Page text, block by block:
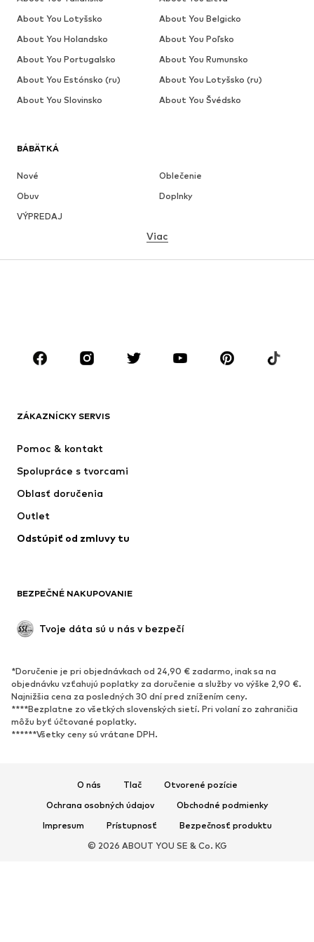
BÁBÄTKÁ
Nové
Oblečenie
Obuv
Doplnky
VÝPREDAJ
ZNAČKY
ADIDAS SPORTSWEAR
ADIDAS PERFORMANCE
Viac
ZÁKAZNÍCKY SERVIS
Pomoc & kontakt
Spolupráce s tvorcami
Oblasť doručenia
Outlet
Odstúpiť od zmluvy tu
BEZPEČNÉ NAKUPOVANIE
Tvoje dáta sú u nás v bezpečí
*Doručenie je pri objednávkach od 24,90 € zadarmo, inak sa na
objednávku vzťahujú poplatky za doručenie a služby vo výške 2,90 €.
Najnižšia cena za posledných 30 dní pred znížením ceny.
****Bezplatne zo všetkých slovenských sietí. Pri volaní zo zahraničia
môžu byť účtované poplatky.
******Všetky ceny sú vrátane DPH.
O nás Tlač
Otvorené pozície
Ochrana osobných údajov
Obchodné podmienky
Impresum
Prístupnosť
Bezpečnosť produktu
© 2026 ABOUT YOU SE & Co. KG
About You Lotyšsko
About You Belgicko
About You Holandsko
About You Poľsko
About You Portugalsko
About You Rumunsko
About You Estónsko (ru)
About You Lotyšsko (ru)
About You Slovinsko
About You Švédsko